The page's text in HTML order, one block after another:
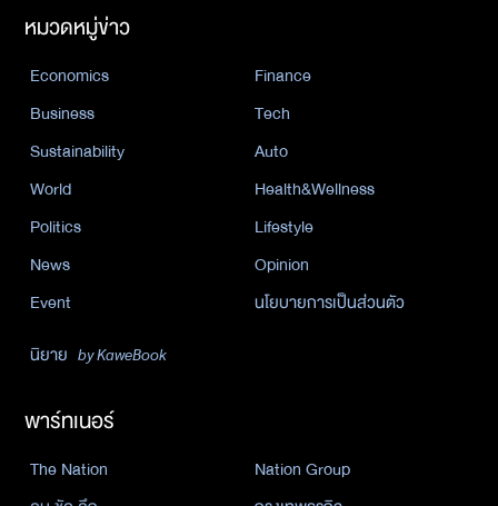
หมวดหมู่ข่าว
Economics
Finance
Business
Tech
Sustainability
Auto
World
Health&Wellness
Politics
Lifestyle
News
Opinion
Event
นโยบายการเป็นส่วนตัว
นิยาย by KaweBook
พาร์ทเนอร์
The Nation
Nation Group